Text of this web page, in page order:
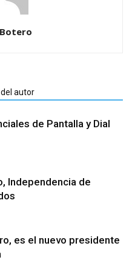
del autor
de Pantalla y Dial
Independencia de
es el nuevo presidente